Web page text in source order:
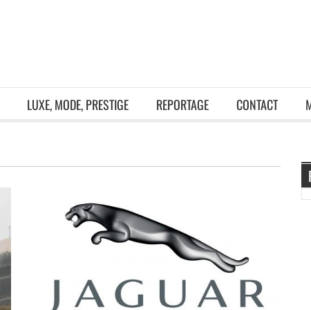
LUXE, MODE, PRESTIGE REPORTAGE CONTACT